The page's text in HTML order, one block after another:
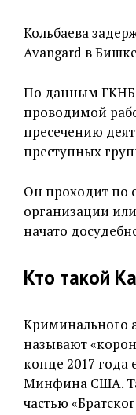
Кольбаева
Avangard в
По данным ГКНБ,
проводимой
пресечению
преступных
Он проходит по
организации
начато
Кто такой
Криминального
называют
конце 2017 года
Минфина США.
частью